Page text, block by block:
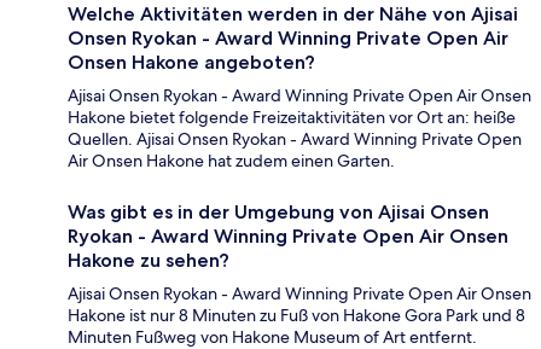
Welche Aktivitäten werden in der Nähe von Ajisai
Onsen Ryokan - Award Winning Private Open Air
Onsen Hakone angeboten?
Ajisai Onsen Ryokan - Award Winning Private Open Air Onsen
Hakone bietet folgende Freizeitaktivitäten vor Ort an: heiße
Quellen. Ajisai Onsen Ryokan - Award Winning Private Open
Air Onsen Hakone hat zudem einen Garten.
Was gibt es in der Umgebung von Ajisai Onsen
Ryokan - Award Winning Private Open Air Onsen
Hakone zu sehen?
Ajisai Onsen Ryokan - Award Winning Private Open Air Onsen
Hakone ist nur 8 Minuten zu Fuß von Hakone Gora Park und 8
Minuten Fußweg von Hakone Museum of Art entfernt.